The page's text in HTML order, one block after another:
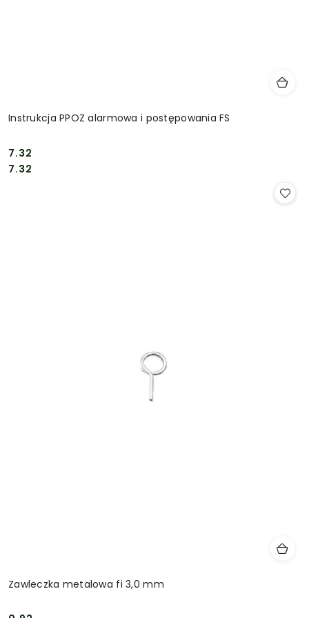
Instrukcja PPOZ alarmowa i postępowania FS
Cena:
7.32
Cena:
7.32
Zawleczka metalowa fi 3,0 mm